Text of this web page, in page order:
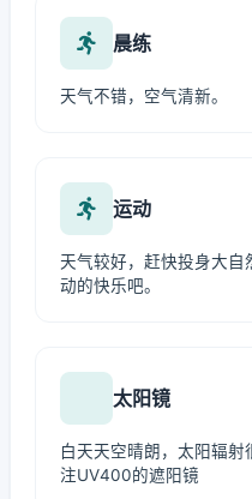
晨练
天气不错，空气清新。
运动
天气较好，赶快投身大
动的快乐吧。
太阳镜
白天天空晴朗，太阳辐
注UV400的遮阳镜